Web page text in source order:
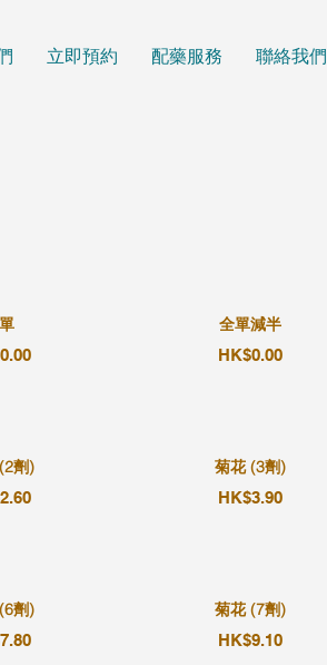
立即預約 配藥服務 聯絡我們
劑)
劑)
全單減半
HK$0.00
菊花 (3劑)
HK$3.90
菊花 (7劑)
HK$9.10